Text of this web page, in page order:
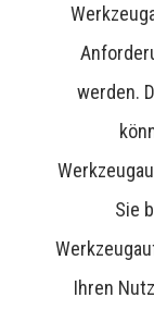
werden.
Sie
Ihren